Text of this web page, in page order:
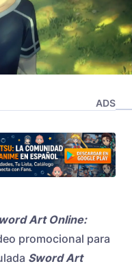
ADS
Art Online:
promocional para
Sword Art